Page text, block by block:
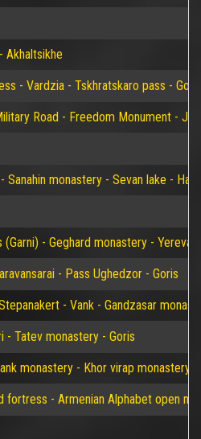
Akhaltsikhe
- Vardzia - Tskhratskaro pass - Gori
Road - Freedom Monument -
monastery - Sevan lake -
- Geghard monastery - Yerevan
- Pass Ughedzor - Goris
- Vank - Gandzasar
- Tatev monastery - Goris
monastery - Khor virap monastery -
fortress - Armenian Alphabet open